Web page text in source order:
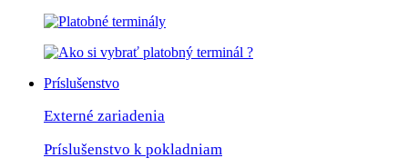
Príslušenstvo
Externé zariadenia
Príslušenstvo k pokladniam